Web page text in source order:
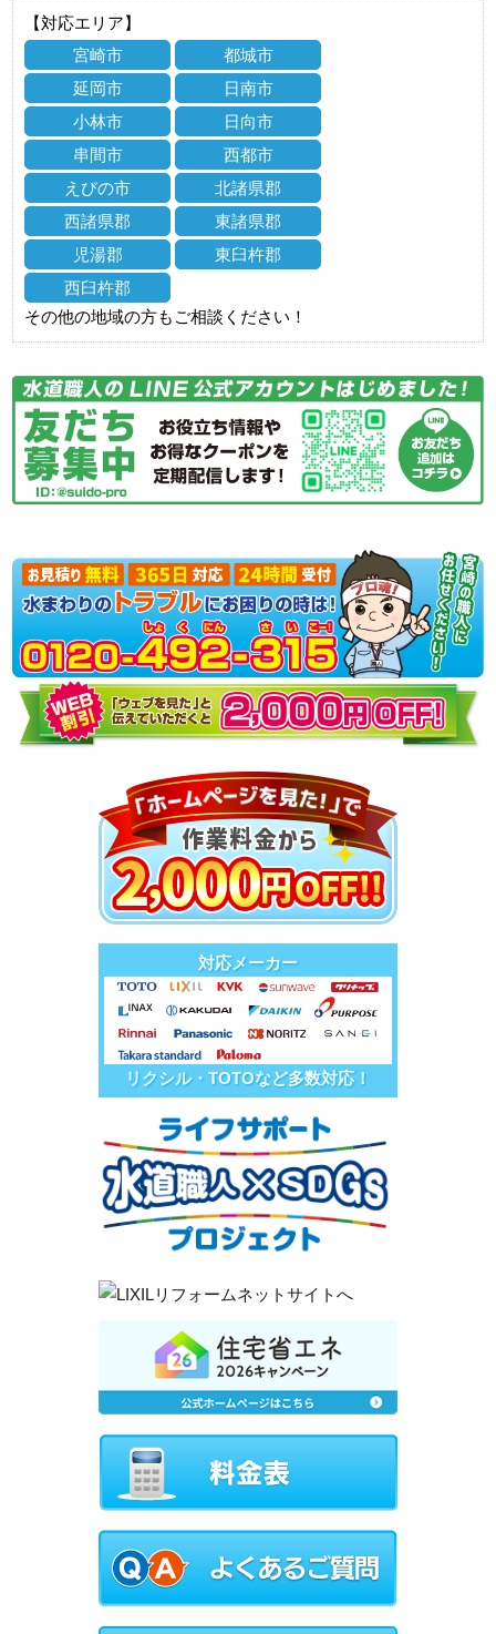
【対応エリア】
宮崎市
都城市
延岡市
日南市
小林市
日向市
串間市
西都市
えびの市
北諸県郡
西諸県郡
東諸県郡
児湯郡
東臼杵郡
西臼杵郡
その他の地域の方もご相談ください！
対応メーカー
リクシル・TOTOなど多数対応！